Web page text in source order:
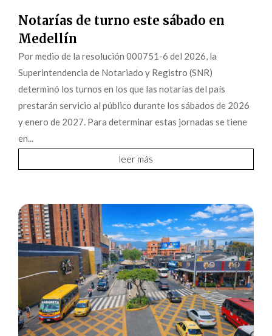
Notarías de turno este sábado en
Medellín
Por medio de la resolución 000751-6 del 2026, la
Superintendencia de Notariado y Registro (SNR)
determinó los turnos en los que las notarías del país
prestarán servicio al público durante los sábados de 2026
y enero de 2027. Para determinar estas jornadas se tiene
en...
leer más